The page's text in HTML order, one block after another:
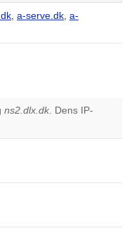
, a-serve.dk, a-
ns2.dlx.dk. Dens IP-